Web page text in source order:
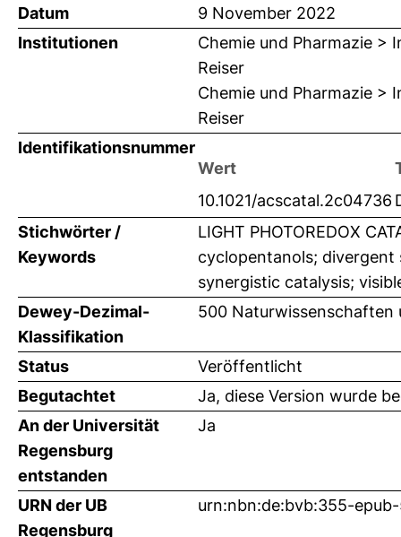
Datum
9 November 2022
Institutionen
Chemie und Pharmazie >
Reiser
Chemie und Pharmazie >
Reiser
Identifikationsnummer
Wert
10.1021/acscatal.2c04736
Stichwörter /
Keywords
LIGHT PHOTOREDOX
cyclopentanols;
synergistic catalysis;
Dewey-Dezimal-
Klassifikation
500 Naturwissenschaften
Status
Veröffentlicht
Begutachtet
Ja, diese Version wurde
An der Universität
Regensburg
entstanden
Ja
URN der UB
Regensburg
urn:nbn:de:bvb:355-